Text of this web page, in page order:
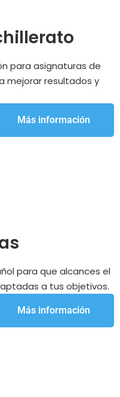
para asignaturas de
mejorar resultados y
Más información
para que alcances el
a tus objetivos.
Más información